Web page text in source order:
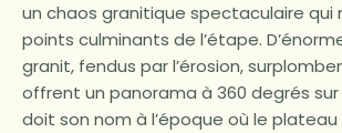
un chaos granitique spectaculaire qui
points culminants de l’étape.
granit, fendus par l’érosion,
offrent un panorama à 360 degrés sur
doit son nom à l’époque où le